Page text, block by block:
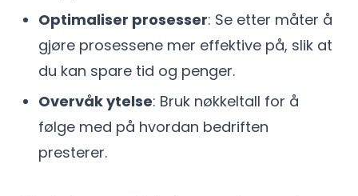
Optimaliser prosesser: Se etter måter å
gjøre prosessene mer effektive på, slik at
du kan spare tid og penger.
Overvåk ytelse: Bruk nøkkeltall for å
følge med på hvordan bedriften
presterer.